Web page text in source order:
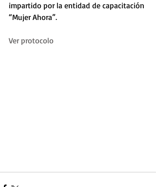
impartido por la entidad de capacitación
“Mujer Ahora”.
Ver protocolo